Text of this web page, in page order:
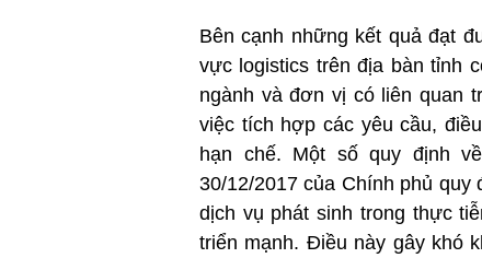
Bên cạnh những kết quả đạt
vực logistics trên địa bàn tỉnh
ngành và đơn vị có liên quan
việc tích hợp các yêu cầu,
hạn chế. Một số quy định
30/12/2017 của Chính phủ quy
dịch vụ phát sinh trong thực
triển mạnh. Điều này gây khó